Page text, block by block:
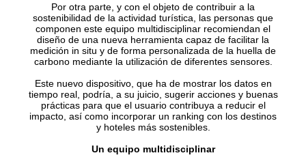
Por otra parte, y con el objeto de contribuir a la
sostenibilidad de la actividad turística, las personas que
componen este equipo multidisciplinar recomiendan el
diseño de una nueva herramienta capaz de facilitar la
medición in situ y de forma personalizada de la huella de
carbono mediante la utilización de diferentes sensores.
Este nuevo dispositivo, que ha de mostrar los datos en
tiempo real, podría, a su juicio, sugerir acciones y buenas
prácticas para que el usuario contribuya a reducir el
impacto, así como incorporar un ranking con los destinos
y hoteles más sostenibles.
Un equipo multidisciplinar